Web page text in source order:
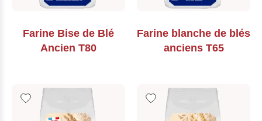
Farine Bise de Blé
Ancien T80
Farine blanche de blés
anciens T65